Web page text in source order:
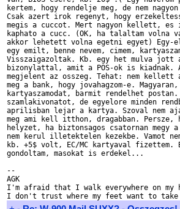
kertem, hogy rendelje meg, de nem
Csak azert irok regenyt, hogy
megis a cuccot. Mert nagyon kellett, es
kaphato a cucc. (OK, ha talaltam volna
akkor lehetett volna egetni egyet) Egy-
egy emilt, benne nevem, cimem,
Visszaigazoltak. Kb. egy het mulva jott
bizonylattal, amit a POS-ok is kiadnak.
megjelent az osszeg. Tehat: nem
meg a bank, hogy jovahagzom-e.
kartyaszamodat, barmit rendelhet
szamlakivonatot, de egyelore minden
aprilisban lejar a kartya. Szoval nem
meg ami kell itthon, dragabban. Persze,
helyzet, ha biztonsagos csatornan megy
nem kerul illetektelen kezekbe. Vamot
kb. +5$ volt, EC/MC kartyaval fizettem.
gondoltam, masokat is erdekel...
--
AGK
I'm afraid that I walk everywhere on my